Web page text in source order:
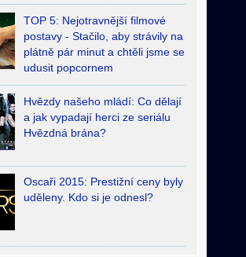
TOP 5: Nejotravnější filmové
postavy - Stačilo, aby strávily na
plátně pár minut a chtěli jsme se
udusit popcornem
Hvězdy našeho mládí: Co dělají
a jak vypadají herci ze seriálu
Hvězdná brána?
Oscaři 2015: Prestižní ceny byly
uděleny. Kdo si je odnesl?